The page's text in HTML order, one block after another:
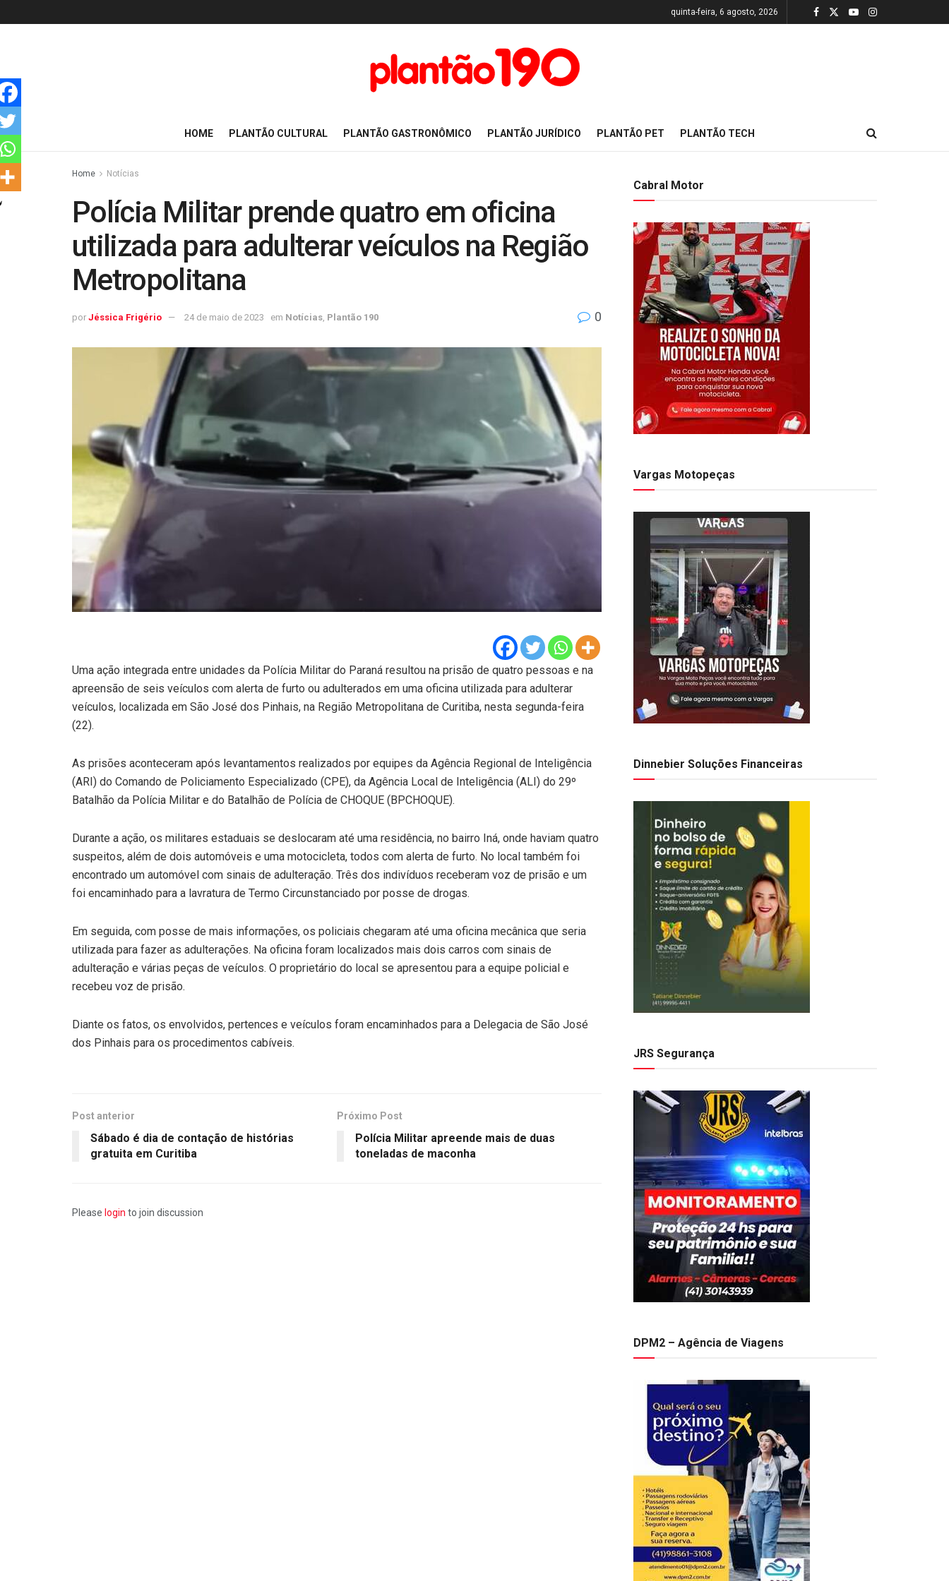
quinta-feira, 6 agosto, 2026
HOME PLANTÃO CULTURAL PLANTÃO GASTRONÔMICO PLANTÃO JURÍDICO PLANTÃO PET PLANTÃO TECH
Home Notícias
Polícia Militar prende quatro em oficina
utilizada para adulterar veículos na Região
Metropolitana
por Jéssica Frigério 24 de maio de 2023 em Notícias Plantão 190 0
Uma ação integrada entre unidades da Polícia Militar do Paraná resultou na prisão de quatro pessoas e na
apreensão de seis veículos com alerta de furto ou adulterados em uma oficina utilizada para adulterar
veículos, localizada em São José dos Pinhais, na Região Metropolitana de Curitiba, nesta segunda-feira
(22).
As prisões aconteceram após levantamentos realizados por equipes da Agência Regional de Inteligência
(ARI) do Comando de Policiamento Especializado (CPE), da Agência Local de Inteligência (ALI) do 29º
Batalhão da Polícia Militar e do Batalhão de Polícia de CHOQUE (BPCHOQUE).
Durante a ação, os militares estaduais se deslocaram até uma residência, no bairro Iná, onde haviam quatro
suspeitos, além de dois automóveis e uma motocicleta, todos com alerta de furto. No local também foi
encontrado um automóvel com sinais de adulteração. Três dos indivíduos receberam voz de prisão e um
foi encaminhado para a lavratura de Termo Circunstanciado por posse de drogas.
Em seguida, com posse de mais informações, os policiais chegaram até uma oficina mecânica que seria
utilizada para fazer as adulterações. Na oficina foram localizados mais dois carros com sinais de
adulteração e várias peças de veículos. O proprietário do local se apresentou para a equipe policial e
recebeu voz de prisão.
Diante os fatos, os envolvidos, pertences e veículos foram encaminhados para a Delegacia de São José
dos Pinhais para os procedimentos cabíveis.
Post anterior
Sábado é dia de contação de histórias
gratuita em Curitiba
Próximo Post
Polícia Militar apreende mais de duas
toneladas de maconha
Please login to join discussion
Cabral Motor
Vargas Motopeças
Dinnebier Soluções Financeiras
JRS Segurança
DPM2 – Agência de Viagens